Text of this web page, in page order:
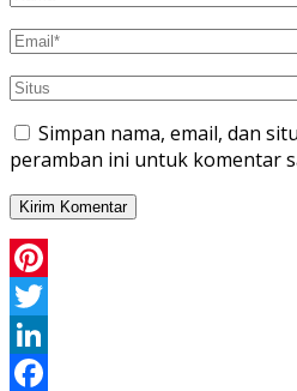
Simpan nama, email, dan
peramban ini untuk komentar
Pinterest
Twitter
LinkedIn